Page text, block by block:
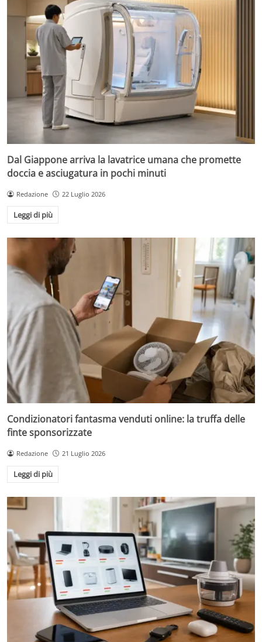
Dal Giappone arriva la lavatrice umana che promette
doccia e asciugatura in pochi minuti
Redazione 22 Luglio 2026
Leggi di più
Condizionatori fantasma venduti online: la truffa delle
finte sponsorizzate
Redazione 21 Luglio 2026
Leggi di più